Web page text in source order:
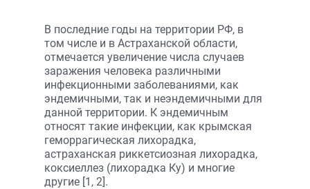
В последние годы на территории РФ, в
том числе и в Астраханской области,
отмечается увеличение числа случаев
заражения человека различными
инфекционными заболеваниями, как
эндемичными, так и неэндемичными для
данной территории. К эндемичным
относят такие инфекции, как крымская
геморрагическая лихорадка,
астраханская риккетсиозная лихорадка,
коксиеллез (лихорадка Ку) и многие
другие [1, 2].